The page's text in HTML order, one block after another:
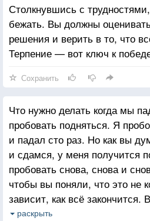
Столкнувшись с
бежать. Вы должны
решения и верить в то, что
Терпение — вот ключ к
Сохранить
Что нужно делать когда мы
пробовать подняться. Я
и падал сто раз. Но как вы
и сдамся, у меня получится
пробовать снова, снова и
чтобы вы поняли, что это не
зависит, как всё закончится.
счастливыми? Тогда вы
раскрыть